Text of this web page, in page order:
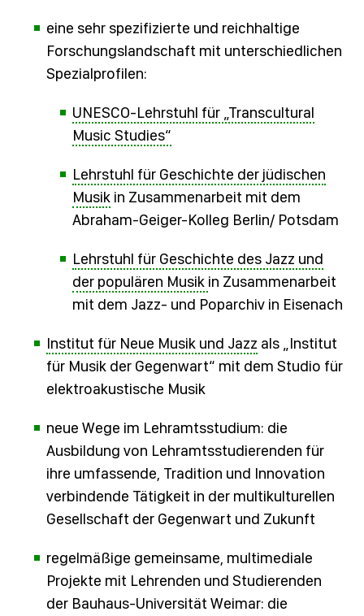
eine sehr spezifizierte und reichhaltige
Forschungslandschaft mit unterschiedlichen
Spezialprofilen:
UNESCO-Lehrstuhl für „Transcultural
Music Studies“
Lehrstuhl für Geschichte der jüdischen
Musik in Zusammenarbeit mit dem
Abraham-Geiger-Kolleg Berlin/ Potsdam
Lehrstuhl für Geschichte des Jazz und
der populären Musik in Zusammenarbeit
mit dem Jazz- und Poparchiv in Eisenach
Institut für Neue Musik und Jazz als „Institut
für Musik der Gegenwart“ mit dem Studio für
elektroakustische Musik
neue Wege im Lehramtsstudium: die
Ausbildung von Lehramtsstudierenden für
ihre umfassende, Tradition und Innovation
verbindende Tätigkeit in der multikulturellen
Gesellschaft der Gegenwart und Zukunft
regelmäßige gemeinsame, multimediale
Projekte mit Lehrenden und Studierenden
der Bauhaus-Universität Weimar: die